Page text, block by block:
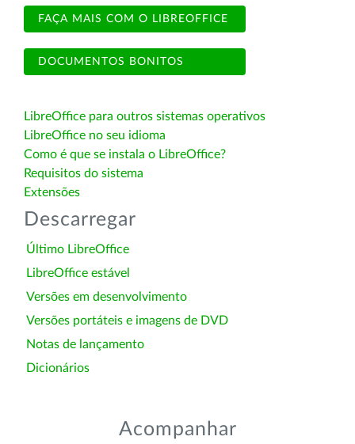
FAÇA MAIS COM O LIBREOFFICE
DOCUMENTOS BONITOS
LibreOffice para outros sistemas operativos
LibreOffice no seu idioma
Como é que se instala o LibreOffice?
Requisitos do sistema
Extensões
Descarregar
Último LibreOffice
LibreOffice estável
Versões em desenvolvimento
Versões portáteis e imagens de DVD
Notas de lançamento
Dicionários
Acompanhar